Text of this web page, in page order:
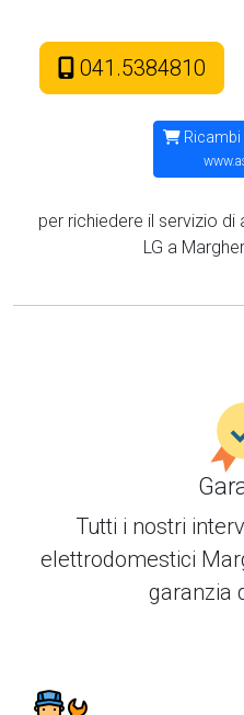
041.5384810
per richiedere il servizio
LG a
Tutti i nostri
elettrodomestici
garanzia